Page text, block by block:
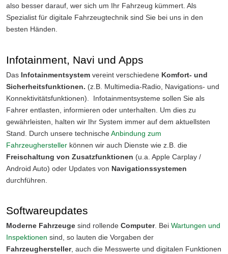
also besser darauf, wer sich um Ihr Fahrzeug kümmert. Als
Spezialist für digitale Fahrzeugtechnik sind Sie bei uns in den
besten Händen.
Infotainment, Navi und Apps
Das Infotainmentsystem vereint verschiedene Komfort- und
Sicherheitsfunktionen. (z.B. Multimedia-Radio, Navigations- und
Konnektivitätsfunktionen). Infotainmentsysteme sollen Sie als
Fahrer entlasten, informieren oder unterhalten. Um dies zu
gewährleisten, halten wir Ihr System immer auf dem aktuellsten
Stand. Durch unsere technischeAnbindung zum
Fahrzeughersteller können wir auch Dienste wie z.B. die
Freischaltung von Zusatzfunktionen (u.a. Apple Carplay /
Android Auto) oder Updates von Navigationssystemen
durchführen.
Softwareupdates
Moderne Fahrzeuge sind rollende Computer. Bei Wartungen und
Inspektionen sind, so lauten die Vorgaben der
Fahrzeughersteller, auch die Messwerte und digitalen Funktionen